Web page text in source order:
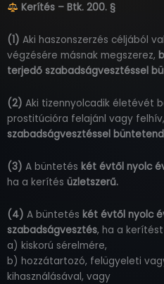
Kerítés – Btk. 200. §
(1) Aki haszonszerzés céljából
végzésére másnak megszerez,
terjedő szabadságvesztéssel
(2) Aki tizennyolcadik életévét
prostitúcióra felajánl vagy felhív,
szabadságvesztéssel
(3) A büntetés két évtől nyolc
ha a kerítés üzletszerű.
(4) A büntetés két évtől nyolc
szabadságvesztés, ha a kerítést
a) kiskorú sérelmére,
b) hozzátartozó, felügyeleti
kihasználásával, vagy